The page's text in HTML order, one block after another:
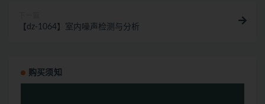
【dz-1064】室内噪声检测与分析
购买须知